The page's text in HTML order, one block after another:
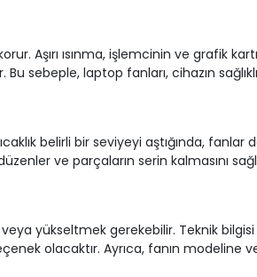
Aşırı ısınma, işlemcinin ve grafik
sebeple, laptop fanları, cihazın
belirli bir seviyeyi aştığında,
ve parçaların serin kalmasını
yükseltmek gerekebilir. Teknik
olacaktır. Ayrıca, fanın